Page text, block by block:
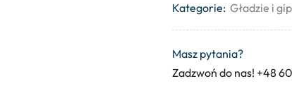
Kategorie: Gładzie i
Masz pytania?
Zadzwoń do nas! +48